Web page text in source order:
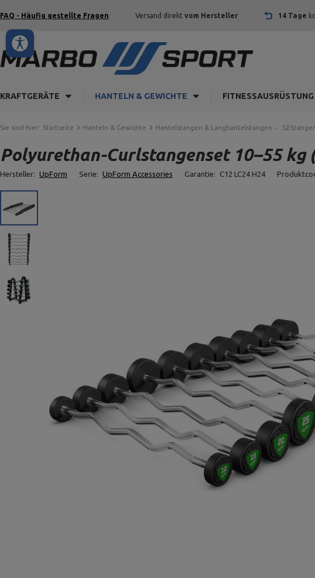
FAQ - Häufig gestellte Fragen Versand direkt vom Hersteller 14 Tage
KRAFTGERÄTE HANTELN & GEWICHTE FITNESSAUSRÜSTUNG
Sie sind hier: Startseite Hanteln & Gewichte Hantelstangen & Langhantelstangen SZ-
Polyurethan-Curlstangenset 10–55 kg
Hersteller: UpForm Serie: UpForm Accessories Garantie: C12 LC24 H24